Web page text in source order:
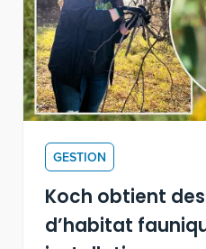
GESTION
Koch obtient
d’habitat